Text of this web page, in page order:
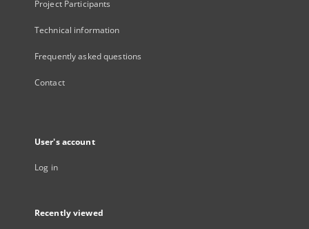
Project Participants
Technical information
Frequently asked questions
Contact
User's account
Log in
Recently viewed